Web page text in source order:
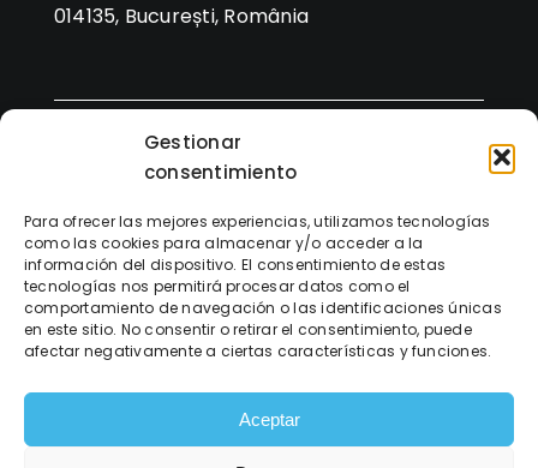
Gestionar
consentimiento
Para ofrecer las mejores experiencias, utilizamos tecnologías
como las cookies para almacenar y/o acceder a la
información del dispositivo. El consentimiento de estas
tecnologías nos permitirá procesar datos como el
comportamiento de navegación o las identificaciones únicas
en este sitio. No consentir o retirar el consentimiento, puede
afectar negativamente a ciertas características y funciones.
Aceptar
014135, București, România
“SOLUTIOMA SL en el marco del Programa ICEX
Next, ha contado con el apoyo de ICEX y con la
finalidad de este apoyo es contribuir al desarrollo
internacional de la empresa y de su entorno.”
manera de hacer Europa